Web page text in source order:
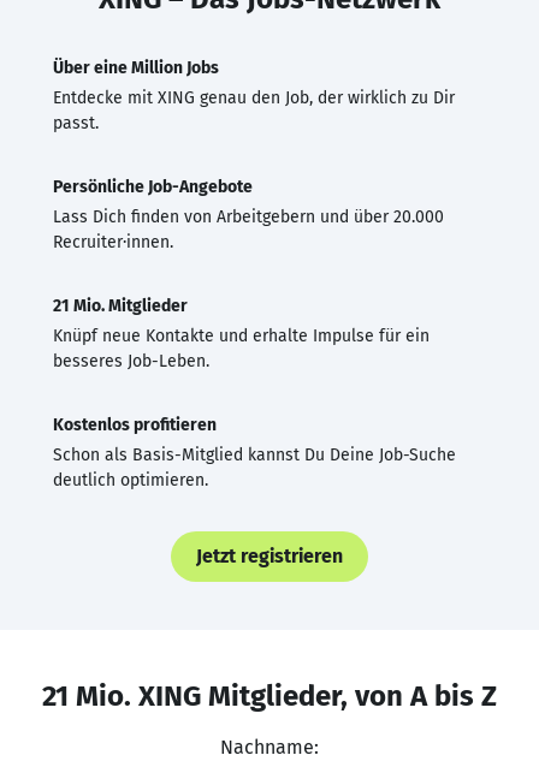
Über eine Million Jobs
Entdecke mit XING genau den Job, der wirklich zu Dir
passt.
Persönliche Job-Angebote
Lass Dich finden von Arbeitgebern und über 20.000
Recruiter·innen.
21 Mio. Mitglieder
Knüpf neue Kontakte und erhalte Impulse für ein
besseres Job-Leben.
Kostenlos profitieren
Schon als Basis-Mitglied kannst Du Deine Job-Suche
deutlich optimieren.
Jetzt registrieren
21 Mio. XING Mitglieder, von A bis Z
Nachname: